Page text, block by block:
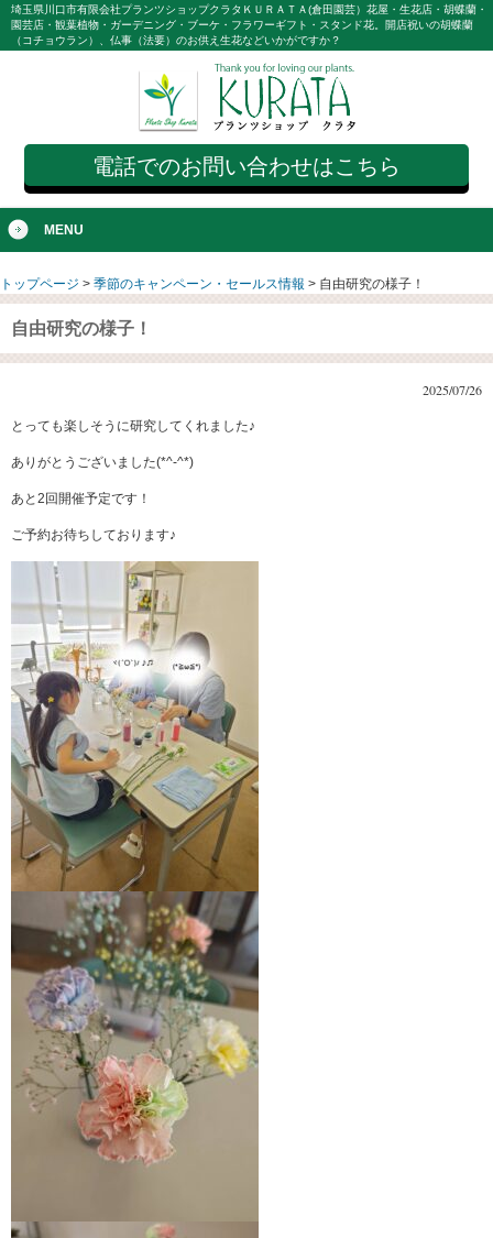
埼玉県川口市有限会社プランツショップクラタＫＵＲＡＴＡ(倉田園芸）花屋・生花店・胡蝶蘭・
園芸店・観葉植物・ガーデニング・ブーケ・フラワーギフト・スタンド花。開店祝いの胡蝶蘭
（コチョウラン）、仏事（法要）のお供え生花などいかがですか？
電話でのお問い合わせはこちら
MENU
トップページ > 季節のキャンペーン・セールス情報 > 自由研究の様子！
自由研究の様子！
2025/07/26
とっても楽しそうに研究してくれました♪
ありがとうございました(*^-^*)
あと2回開催予定です！
ご予約お待ちしております♪